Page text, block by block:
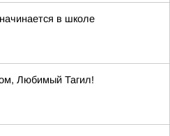
в школе
Любимый Тагил!